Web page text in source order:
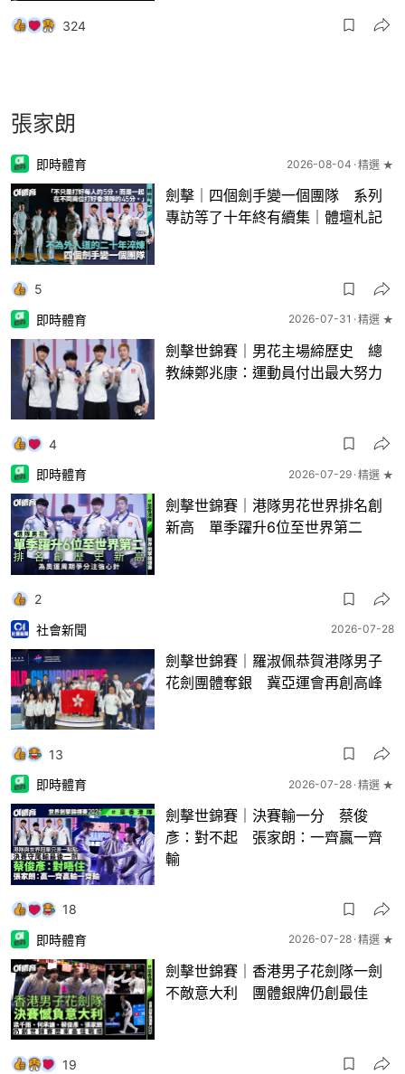
324
張家朗
即時體育 2026-08-04 精選 ★
劍擊｜四個劍手變一個團隊 系列
專訪等了十年終有續集｜體壇札記
5
即時體育
2026-07-31 精選 ★
劍擊世錦賽｜男花主場締歷史 總
教練鄭兆康：運動員付出最大努力
4
即時體育
2026-07-29 精選 ★
劍擊世錦賽｜港隊男花世界排名創
新高 單季躍升6位至世界第二
2
社會新聞
2026-07-28
劍擊世錦賽｜羅淑佩恭賀港隊男子
花劍團體奪銀 冀亞運會再創高峰
13
即時體育
2026-07-28 精選 ★
劍擊世錦賽｜決賽輸一分 蔡俊
彥：對不起 張家朗：一齊贏一齊
輸
18
即時體育
2026-07-28 精選 ★
劍擊世錦賽｜香港男子花劍隊一劍
不敵意大利 團體銀牌仍創最佳
19